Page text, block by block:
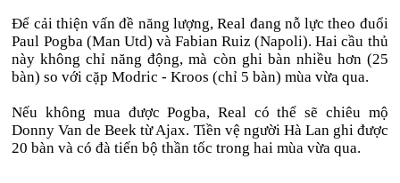
Để cải thiện vấn đề năng lượng, Real đang nỗ lực theo đuổi
Paul Pogba (Man Utd) và Fabian Ruiz (Napoli). Hai cầu thủ
này không chỉ năng động, mà còn ghi bàn nhiều hơn (25
bàn) so với cặp Modric - Kroos (chỉ 5 bàn) mùa vừa qua.
Nếu không mua được Pogba, Real có thể sẽ chiêu mộ
Donny Van de Beek từ Ajax. Tiền vệ người Hà Lan ghi được
20 bàn và có đà tiến bộ thần tốc trong hai mùa vừa qua.